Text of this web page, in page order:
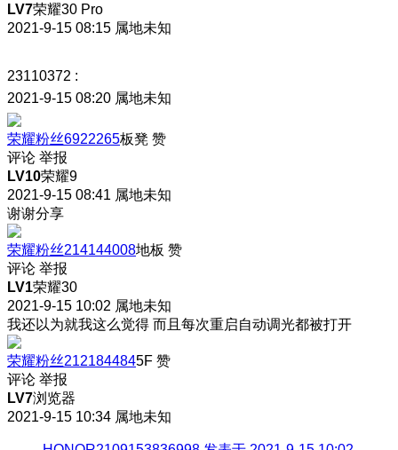
LV7荣耀30 Pro
2021-9-15 08:15 属地未知
23110372 :
2021-9-15 08:20 属地未知
荣耀粉丝6922265板凳 赞
评论 举报
LV10荣耀9
2021-9-15 08:41 属地未知
谢谢分享
荣耀粉丝214144008地板 赞
评论 举报
LV1荣耀30
2021-9-15 10:02 属地未知
我还以为就我这么觉得 而且每次重启自动调光都被打开
荣耀粉丝2121844845F 赞
评论 举报
LV7浏览器
2021-9-15 10:34 属地未知